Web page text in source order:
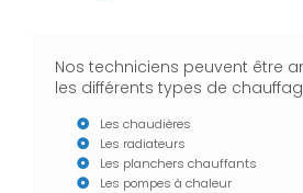
Nos techniciens peuvent être
les différents types de
Les chaudières
Les radiateurs
Les planchers chauffants
Les pompes à chaleur